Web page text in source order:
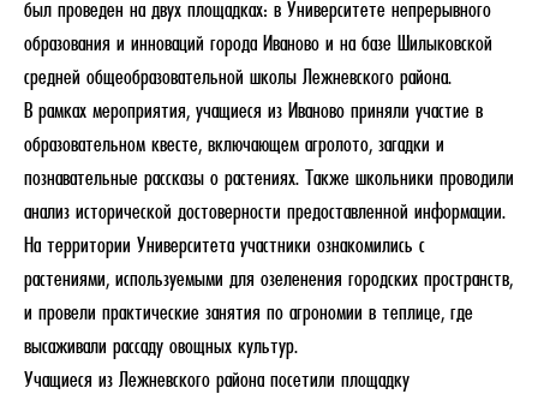
был проведен на двух площадках: в Университете непрерывного
образования и инноваций города Иваново и на базе Шилыковской
средней общеобразовательной школы Лежневского района.
В рамках мероприятия, учащиеся из Иваново приняли участие в
образовательном квесте, включающем агролото, загадки и
познавательные рассказы о растениях. Также школьники проводили
анализ исторической достоверности предоставленной информации.
На территории Университета участники ознакомились с
растениями, используемыми для озеленения городских пространств,
и провели практические занятия по агрономии в теплице, где
высаживали рассаду овощных культур.
Учащиеся из Лежневского района посетили площадку